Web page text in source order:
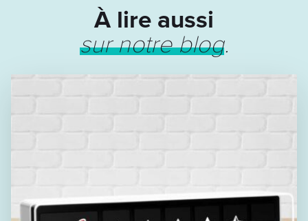
À lire aussi
sur notre blog.